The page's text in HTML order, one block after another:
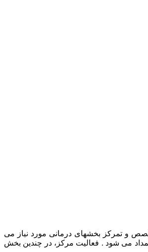
نیروهای متخصص و تمرکز بخشهای درمانی مورد نیاز می
می شود . فعالیت مرکز، در چندین بخش